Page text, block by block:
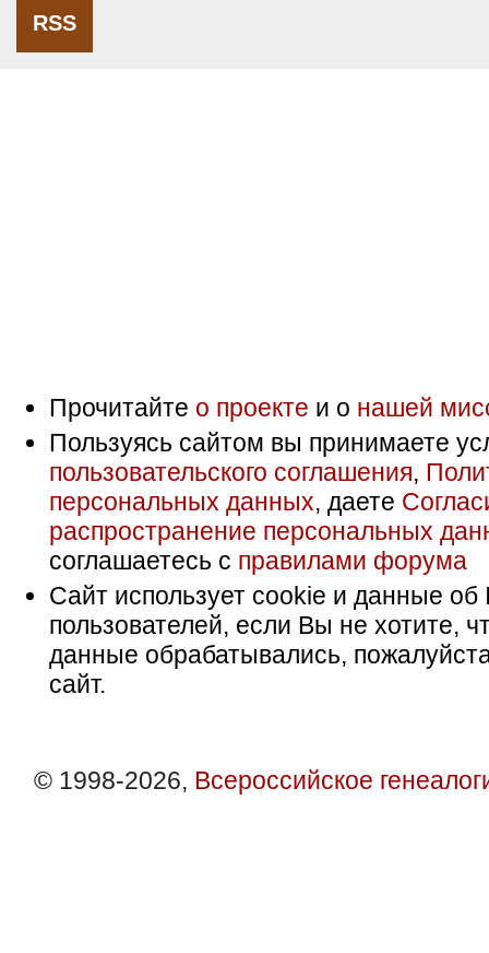
RSS
Прочитайте о проекте и о нашей
Пользуясь сайтом вы принимаете
пользовательского соглашения,
персональных данных, даете
распространение персональных
соглашаетесь с правилами форума
Сайт использует cookie и данные об
пользователей, если Вы не хотите,
данные обрабатывались,
сайт.
© 1998-2026, Всероссийское